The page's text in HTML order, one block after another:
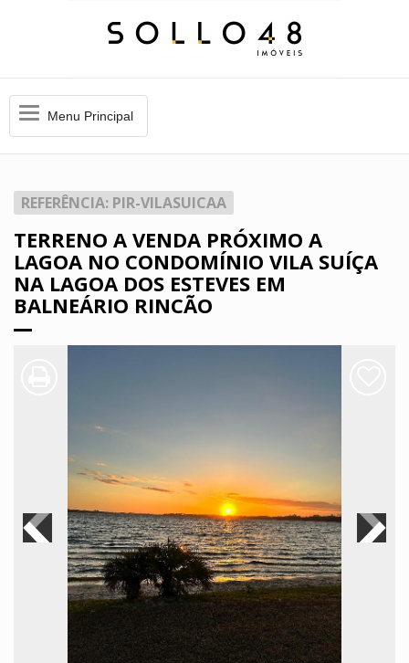
MenuMenu Principal
REFERÊNCIA: PIR-VILASUICAA
TERRENO A VENDA PRÓXIMO A
LAGOA NO CONDOMÍNIO VILA SUÍÇA
NA LAGOA DOS ESTEVES EM
BALNEÁRIO RINCÃO